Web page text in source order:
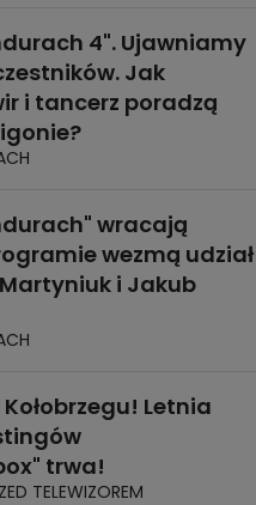
4". Ujawniamy
Jak
i tancerz poradzą
wracają
wezmą udział
i Jakub
Letnia
trwa!
TELEWIZOREM